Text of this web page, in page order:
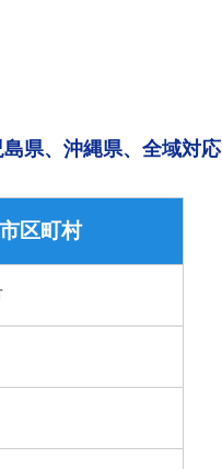
県、沖縄県、全域対応
市区町村